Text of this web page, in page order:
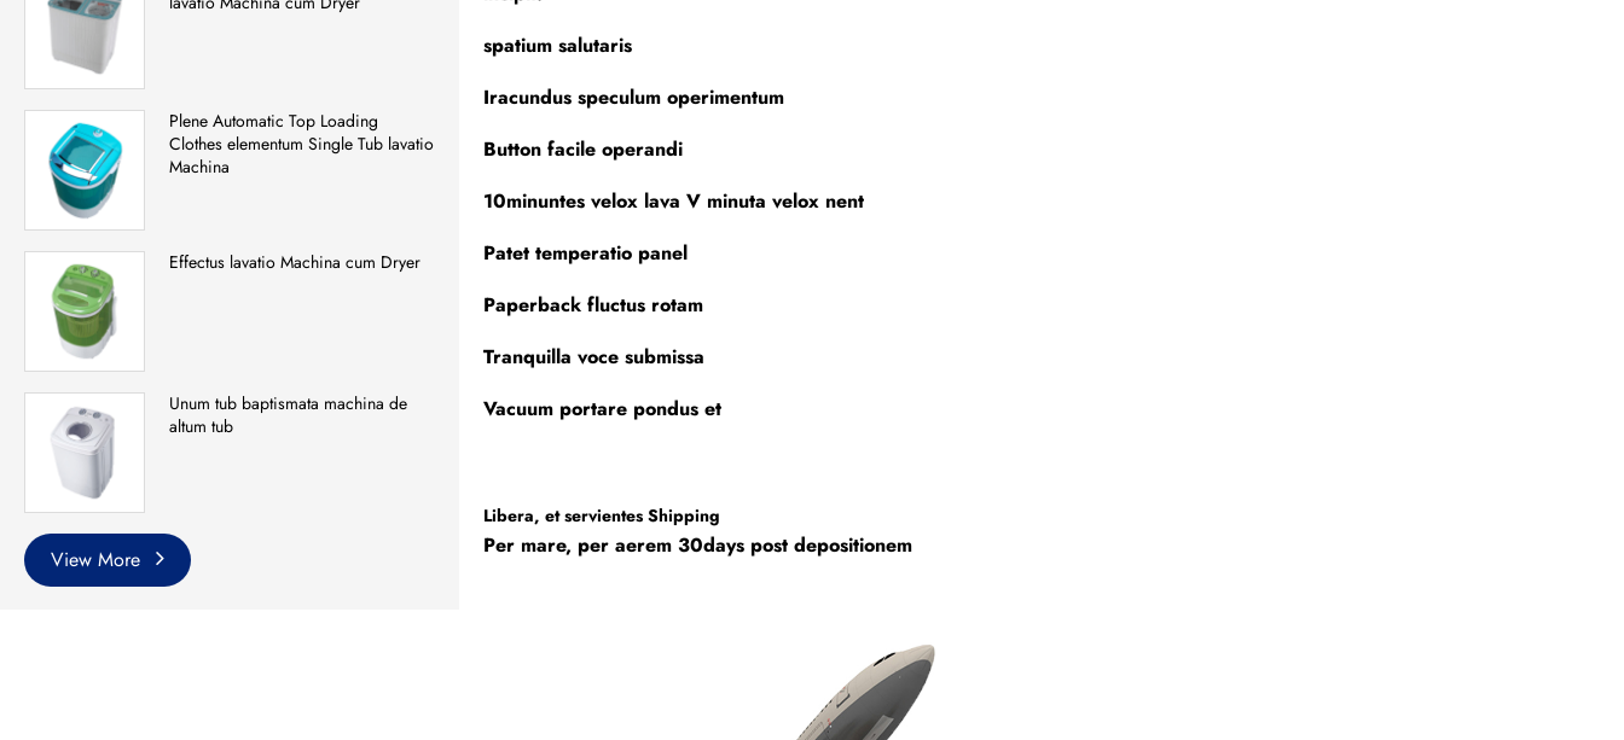
Plene Automatic Top Loading
Clothes elementum Single Tub lavatio
Machina
Effectus lavatio Machina cum Dryer
Unum tub baptismata machina de
altum tub
View More
spatium salutaris
Iracundus speculum operimentum
Button facile operandi
10minuntes velox lava V minuta velox nent
Patet temperatio panel
Paperback fluctus rotam
Tranquilla voce submissa
Vacuum portare pondus et
Libera, et servientes Shipping
Per mare, per aerem 30days post depositionem